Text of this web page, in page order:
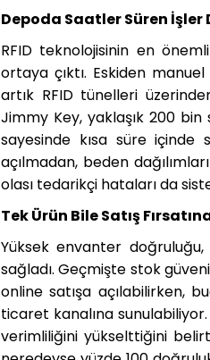
Depoda Saatler Süren
RFID teknolojisinin en
ortaya çıktı. Eskiden
artık RFID tünelleri
Jimmy Key, yaklaşık 200
sayesinde kısa süre
açılmadan, beden
olası tedarikçi hataları da
Tek Ürün Bile Satış
Yüksek envanter
sağladı. Geçmişte stok
online satışa açılabilirken,
ticaret kanalına sunulabiliyor.
verimliliğini yükselttiğini